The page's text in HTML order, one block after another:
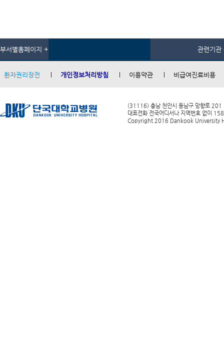
부서별홈페이지 + 관련기관
환자권리장전 개인정보처리방침 이용약관 비급여진료비용
(31116) 충남 천안시 동남구 망향로 201
대표전화 전국어디서나 지역번호 없이
Copyright 2016 Dankook University